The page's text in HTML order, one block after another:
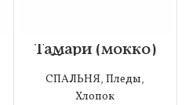
Тамари (мокко)
Покрывало
160х210
СПАЛЬНЯ,Пледы,
Хлопок